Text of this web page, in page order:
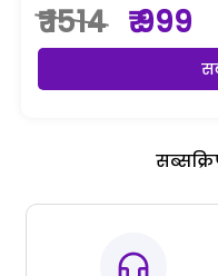
₹ 1514 ₹ 999